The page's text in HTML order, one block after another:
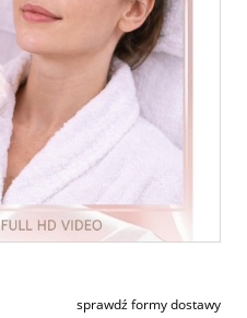
kosztów płatnościsprawdź formy dostawy